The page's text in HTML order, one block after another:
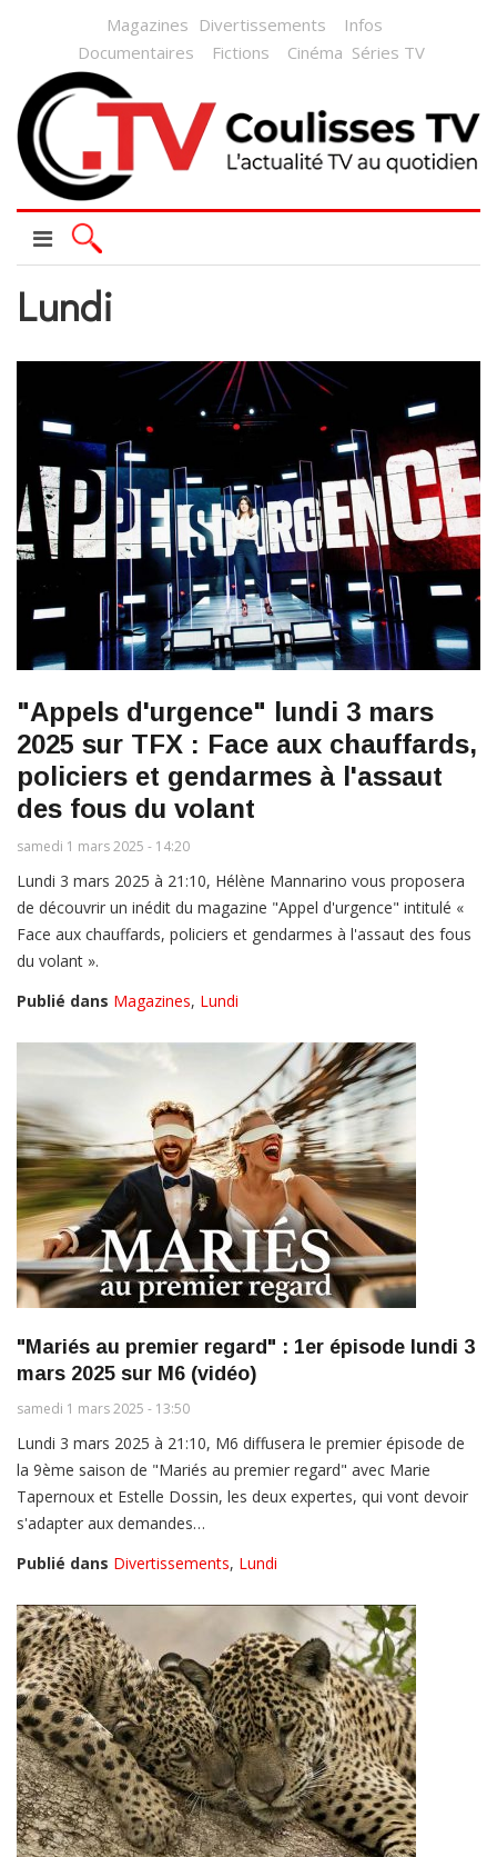
Magazines Divertissements
Infos
Documentaires
Fictions Cinéma Séries TV
Lundi
"Appels d'urgence" lundi 3 mars
2025 sur TFX : Face aux chauffards,
policiers et gendarmes à l'assaut
des fous du volant
samedi 1 mars 2025 - 14:20
Lundi 3 mars 2025 à 21:10, Hélène Mannarino vous proposera
de découvrir un inédit du magazine "Appel d'urgence" intitulé «
Face aux chauffards, policiers et gendarmes à l'assaut des fous
du volant ».
Publié dans Magazines, Lundi
"Mariés au premier regard" : 1er épisode lundi 3
mars 2025 sur M6 (vidéo)
samedi 1 mars 2025 - 13:50
Lundi 3 mars 2025 à 21:10, M6 diffusera le premier épisode de
la 9ème saison de "Mariés au premier regard" avec Marie
Tapernoux et Estelle Dossin, les deux expertes, qui vont devoir
s'adapter aux demandes…
Publié dans Divertissements, Lundi